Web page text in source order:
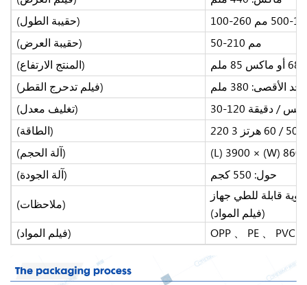
(حقيبةالطول)
100-260
(حقيبةالعرض)
50-210 مم
(المنتجالارتفاع) أو ماكس 85 ملم
(فيلم تدحرج القطر)
الحد الأقصى: 380 ملم
(تغليفمعدل)
30-120 كيس / دقيقة
(الطاقة)
50 / 60 هرتز
(آلةالحجم)
(آلةالجودة) حول: 550 كجم
(ملاحظات)
زاوية قابلة للطي جهاز
(فيلمالمواد)
(فيلمالمواد) OPP 、 PE 、 PVC